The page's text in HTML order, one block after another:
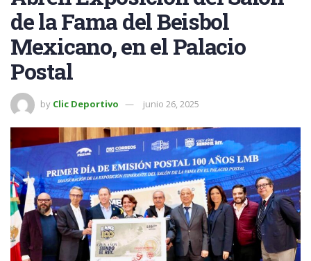
de la Fama del Beisbol
Mexicano, en el Palacio
Postal
by Clic Deportivo junio 26, 2025